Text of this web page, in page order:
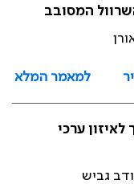
המסובב
למאמר המלא
ערכי
גביש